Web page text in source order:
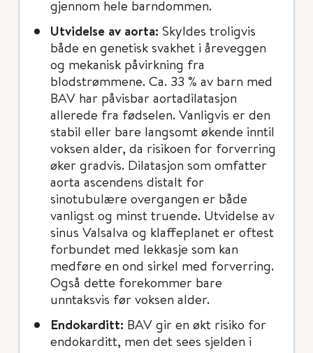
gjennom hele barndommen.
Utvidelse av aorta: Skyldes troligvis
både en genetisk svakhet i åreveggen
og mekanisk påvirkning fra
blodstrømmene. Ca. 33 % av barn med
BAV har påvisbar aortadilatasjon
allerede fra fødselen. Vanligvis er den
stabil eller bare langsomt økende inntil
voksen alder, da risikoen for forverring
øker gradvis. Dilatasjon som omfatter
aorta ascendens distalt for
sinotubulære overgangen er både
vanligst og minst truende. Utvidelse av
sinus Valsalva og klaffeplanet er oftest
forbundet med lekkasje som kan
medføre en ond sirkel med forverring.
Også dette forekommer bare
unntaksvis før voksen alder.
Endokarditt: BAV gir en økt risiko for
endokarditt, men det sees sjelden i